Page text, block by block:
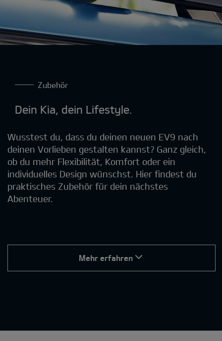
Zubehör
Dein Kia, dein Lifestyle.
Wusstest du, dass du deinen neuen EV9 nach
deinen Vorlieben gestalten kannst? Ganz gleich,
ob du mehr Flexibilität, Komfort oder ein
individuelles Design wünschst. Hier findest du
praktisches Zubehör für dein nächstes
Abenteuer.
Mehr erfahren